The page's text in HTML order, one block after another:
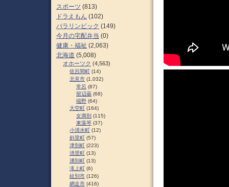
スポーツ (813)
ドラえもん (102)
パラリンピック (149)
今月の宅配弁当 (0)
健康・福祉 (2,063)
北海道 (5,008)
オホーツク (4,563)
佐呂間町 (14)
北見市 (1,032)
常呂 (87)
留辺蘂 (68)
端野 (64)
大空町 (164)
女満別 (115)
東藻琴 (37)
小清水町 (12)
斜里町 (57)
津別町 (223)
清里町 (13)
湧別町 (13)
滝上町 (6)
紋別市 (126)
網走市 (416)